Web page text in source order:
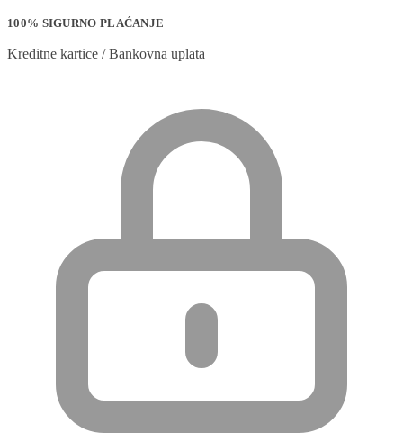
100% SIGURNO PLAĆANJE
Kreditne kartice / Bankovna uplata